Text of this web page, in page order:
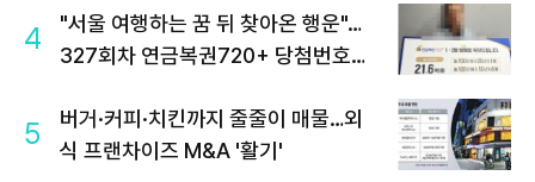
4
"서울 여행하는 꿈 뒤 찾아온 행운"…
327회차 연금복권720+ 당첨번호조
5
버거·커피·치킨까지 줄줄이 매물…외
식 프랜차이즈 M&A '활기'